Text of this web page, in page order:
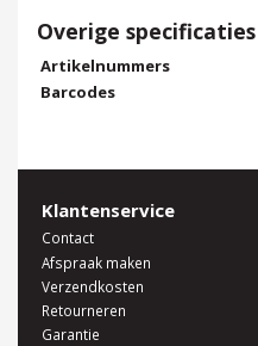
Overige specificaties
Artikelnummers
Barcodes
Klantenservice
Contact
Afspraak maken
Verzendkosten
Retourneren
Garantie